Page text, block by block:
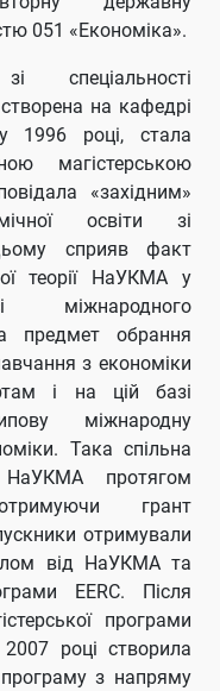
051 «Економіка».
спеціальності
на кафедрі
1996 році, стала
магістерською
«західним»
освіти зі
сприяв факт
теорії НаУКМА у
міжнародного
предмет обрання
з економіки
і на цій базі
міжнародну
Така спільна
протягом
грант
отримували
від НаУКМА та
EERC. Після
програми
році створила
програму з напряму